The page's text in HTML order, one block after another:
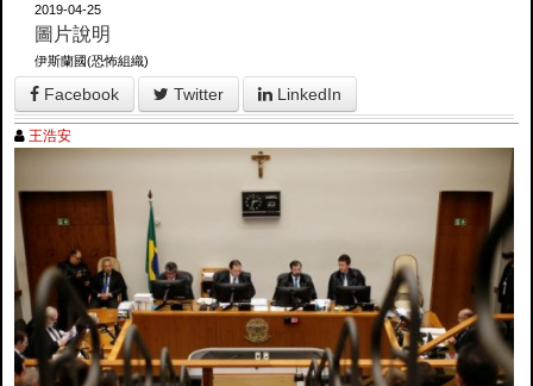
2019-04-25
圖片說明
伊斯蘭國(恐怖組織)
Facebook Twitter LinkedIn
王浩安